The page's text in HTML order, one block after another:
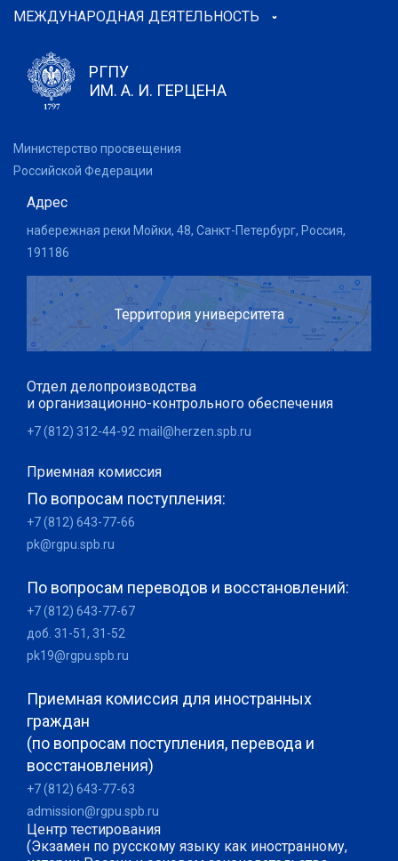
МЕЖДУНАРОДНАЯ ДЕЯТЕЛЬНОСТЬ
РГПУ
ИМ. А. И. ГЕРЦЕНА
Министерство просвещения
Российской Федерации
Адрес
набережная реки Мойки, 48, Санкт-Петербург, Россия,
191186
Территория университета
Отдел делопроизводства
и организационно-контрольного обеспечения
+7 (812) 312-44-92 mail@herzen.spb.ru
Приемная комиссия
По вопросам поступления:
+7 (812) 643-77-66
pk@rgpu.spb.ru
По вопросам переводов и восстановлений:
+7 (812) 643-77-67
доб. 31-51, 31-52
pk19@rgpu.spb.ru
Приемная комиссия для иностранных
граждан
(по вопросам поступления, перевода и
восстановления)
+7 (812) 643-77-63
admission@rgpu.spb.ru
Центр тестирования
(Экзамен по русскому языку как иностранному,